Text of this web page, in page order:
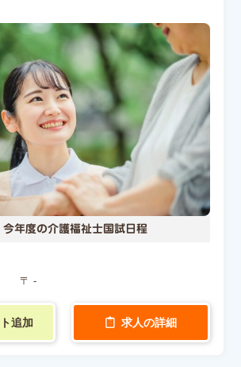
今年度の介護福祉士国試日程
〒 -
追加 求人の詳細